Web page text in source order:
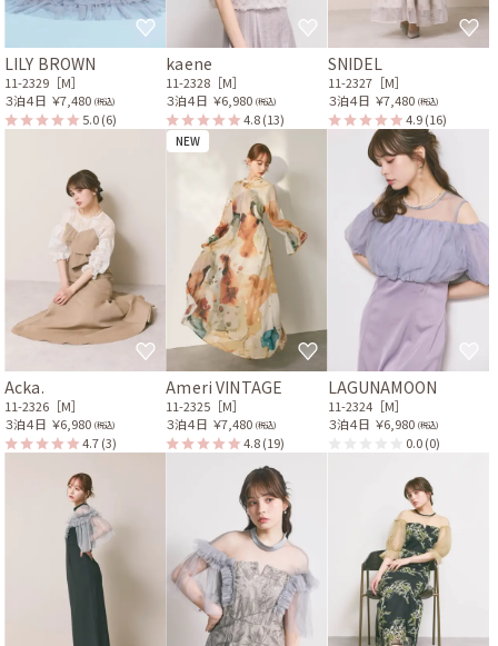
LILY BROWN
11-2329［M］
３泊４日 ￥7,480 (税込)
5.0(6)
kaene
11-2328［M］
３泊４日 ￥6,980 (税込)
4.8(13)
SNIDEL
11-2327［M］
３泊４日 ￥7,480 (税込)
4.9(16)
Acka.
11-2326［M］
３泊４日 ￥6,980 (税込)
4.7(3)
NEW
Ameri VINTAGE
11-2325［M］
３泊４日 ￥7,480 (税込)
4.8(19)
LAGUNAMOON
11-2324［M］
３泊４日 ￥6,980 (税込)
0.0(0)